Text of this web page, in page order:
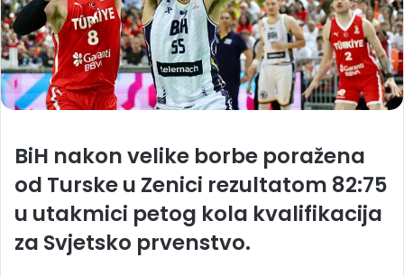
BiH nakon velike borbe poražena
od Turske u Zenici rezultatom 82:75
u utakmici petog kola kvalifikacija
za Svjetsko prvenstvo.